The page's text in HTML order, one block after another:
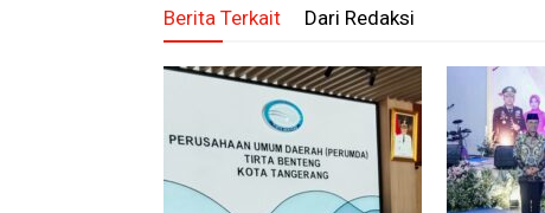
Berita Terkait Dari Redaksi